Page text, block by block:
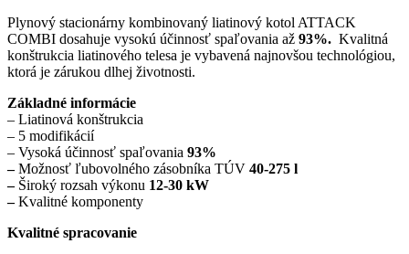
Plynový stacionárny kombinovaný liatinový kotol ATTACK
COMBI dosahuje vysokú účinnosť spaľovania až 93%. Kvalitná
konštrukcia liatinového telesa je vybavená najnovšou technológiou,
ktorá je zárukou dlhej životnosti.
Základné informácie
– Liatinová konštrukcia
– 5 modifikácií
– Vysoká účinnosť spaľovania 93%
–Možnosť ľubovolného zásobníka TÚV 40-275 l
– Široký rozsah výkonu 12-30 kW
–Kvalitné komponenty
Kvalitné spracovanie